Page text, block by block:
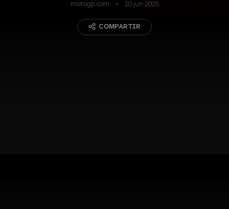
motogp.com 10 jun 2025
COMPARTIR